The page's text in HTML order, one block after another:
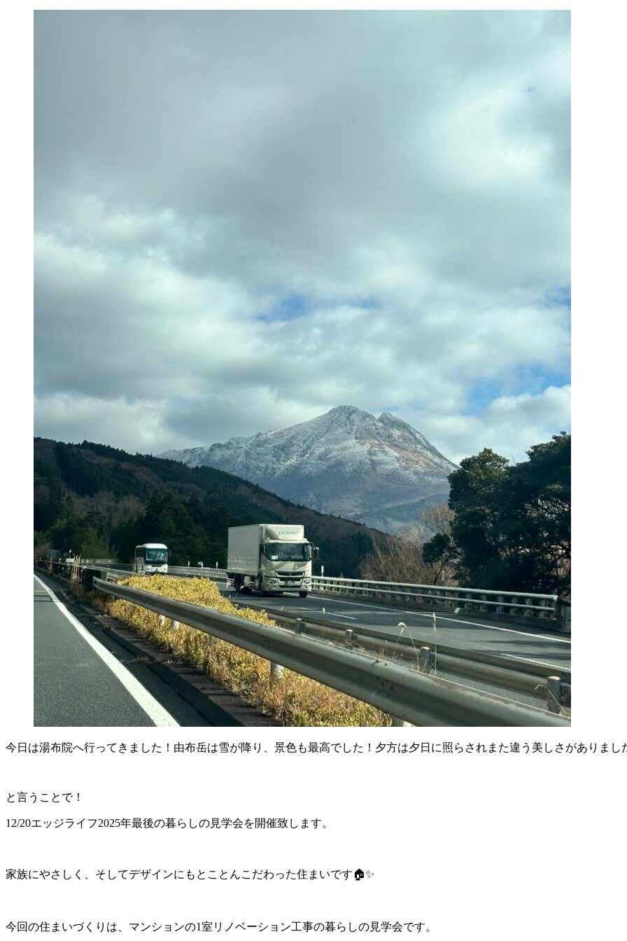
今日は湯布院へ行ってきました！由布岳は雪が降り、景色も最高でした！夕方は夕日に照らされまた違う美しさがありまし
と言うことで！
12/20エッジライフ2025年最後の暮らしの見学会を開催致します。
家族にやさしく、そしてデザインにもとことんこだわった住まいです🏠✨
今回の住まいづくりは、マンションの1室リノベーション工事の暮らしの見学会です。